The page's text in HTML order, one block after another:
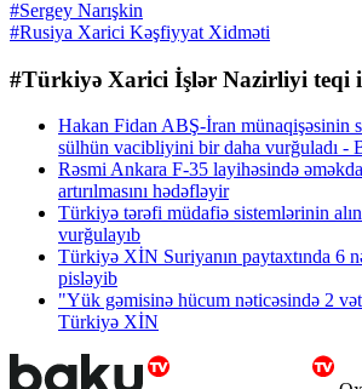
#Sergey Narışkin
#Rusiya Xarici Kəşfiyyat Xidməti
#Türkiyə Xarici İşlər Nazirliyi teqi
Hakan Fidan ABŞ-İran münaqişəsinin
sülhün vacibliyini bir daha vurğuladı -
Rəsmi Ankara F-35 layihəsində
artırılmasını hədəfləyir
Türkiyə tərəfi müdafiə sistemlərinin
vurğulayıb
Türkiyə XİN Suriyanın paytaxtında 6
pisləyib
"Yük gəmisinə hücum nəticəsində 2
Türkiyə XİN